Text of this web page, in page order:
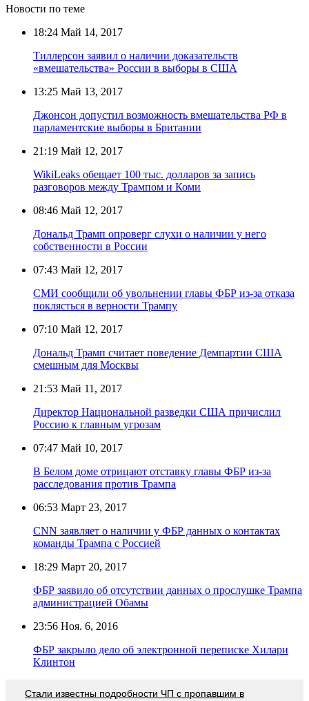
Новости по теме
18:24 Май 14, 2017
Тиллерсон заявил о наличии доказательств
«вмешательства» России в выборы в США
13:25 Май 13, 2017
Джонсон допустил возможность вмешательства РФ в
парламентские выборы в Британии
21:19 Май 12, 2017
WikiLeaks обещает 100 тыс. долларов за запись
разговоров между Трампом и Коми
08:46 Май 12, 2017
Дональд Трамп опроверг слухи о наличии у него
собственности в России
07:43 Май 12, 2017
СМИ сообщили об увольнении главы ФБР из-за отказа
поклясться в верности Трампу
07:10 Май 12, 2017
Дональд Трамп считает поведение Демпартии США
смешным для Москвы
21:53 Май 11, 2017
Директор Национальной разведки США причислил
Россию к главным угрозам
07:47 Май 10, 2017
В Белом доме отрицают отставку главы ФБР из-за
расследования против Трампа
06:53 Март 23, 2017
CNN заявляет о наличии у ФБР данных о контактах
команды Трампа с Россией
18:29 Март 20, 2017
ФБР заявило об отсутствии данных о прослушке Трампа
администрацией Обамы
23:56 Ноя. 6, 2016
ФБР закрыло дело об электронной переписке Хилари
Клинтон
Стали известны подробности ЧП с пропавшим в